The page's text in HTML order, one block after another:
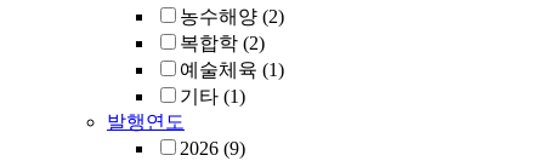
농수해양 (2)
복합학 (2)
예술체육 (1)
기타 (1)
발행연도
2026 (9)